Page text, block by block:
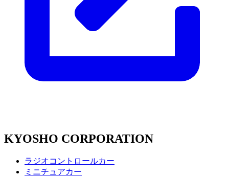
KYOSHO CORPORATION
ラジオコントロールカー
ミニチュアカー